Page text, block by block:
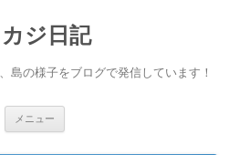
ジ日記
島の様子をブログで発信しています！
メニュー